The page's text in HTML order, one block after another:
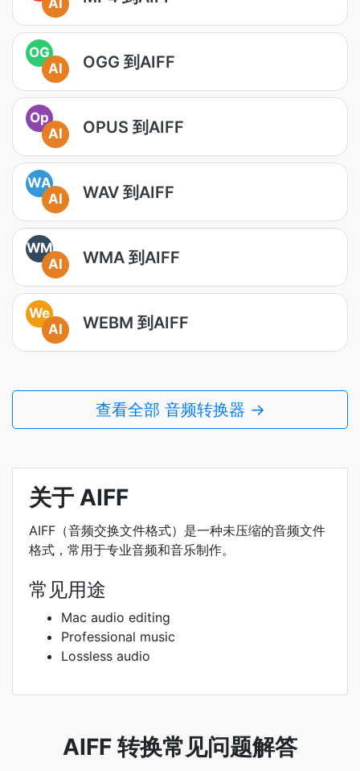
AI
OG
AI
OGG 到AIFF
Op
AI
OPUS 到AIFF
WA
AI
WAV 到AIFF
WM
AI
WMA 到AIFF
We
AI
WEBM 到AIFF
查看全部 音频转换器 →
关于 AIFF
AIFF（音频交换文件格式）是一种未压缩的音频文件
格式，常用于专业音频和音乐制作。
常见用途
Mac audio editing
Professional music
Lossless audio
AIFF 转换常见问题解答